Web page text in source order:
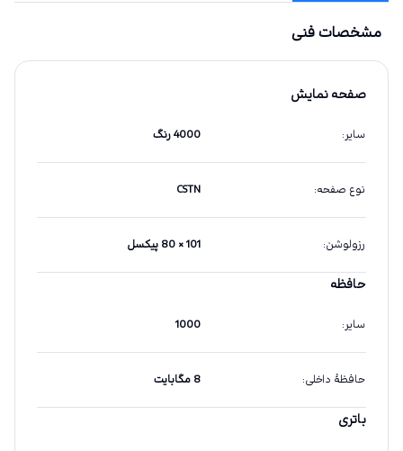
مشخصات فنی
صفحه نمایش
سایر: 4000 رنگ
نوع صفحه:
CSTN
رزولوشن: 101 × 80 پیکسل
حافظه
سایر:
1000
حافظهٔ داخلی: 8 مگابایت
باتری